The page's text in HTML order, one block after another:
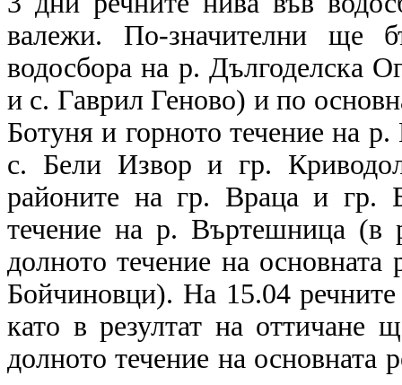
валежи. По-значителни ще
водосбора на р. Дългоделска
и с. Гаврил Геново) и по
Ботуня и горното течение на
с. Бели Извор и гр.
районите на гр. Враца и гр.
течение на р. Въртешница (в
долното течение на
Бойчиновци). На 15.04
като в резултат на
долното течение на основната